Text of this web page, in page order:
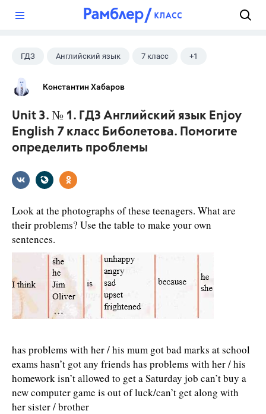
ГДЗ Английский язык 7 класс +1
Биболетова М. З.
Константин Хабаров
Unit 3. № 1. ГДЗ Английский язык Enjoy
English 7 класс Биболетова. Помогите
определить проблемы
Look at the photographs of these teenagers. What are
their problems? Use the table to make your own
sentences.
has problems with her / his mum got bad marks at school
exams hasn’t got any friends has problems with her / his
homework isn’t allowed to get a Saturday job can’t buy a
new computer game is out of luck/can’t get along with
her sister / brother